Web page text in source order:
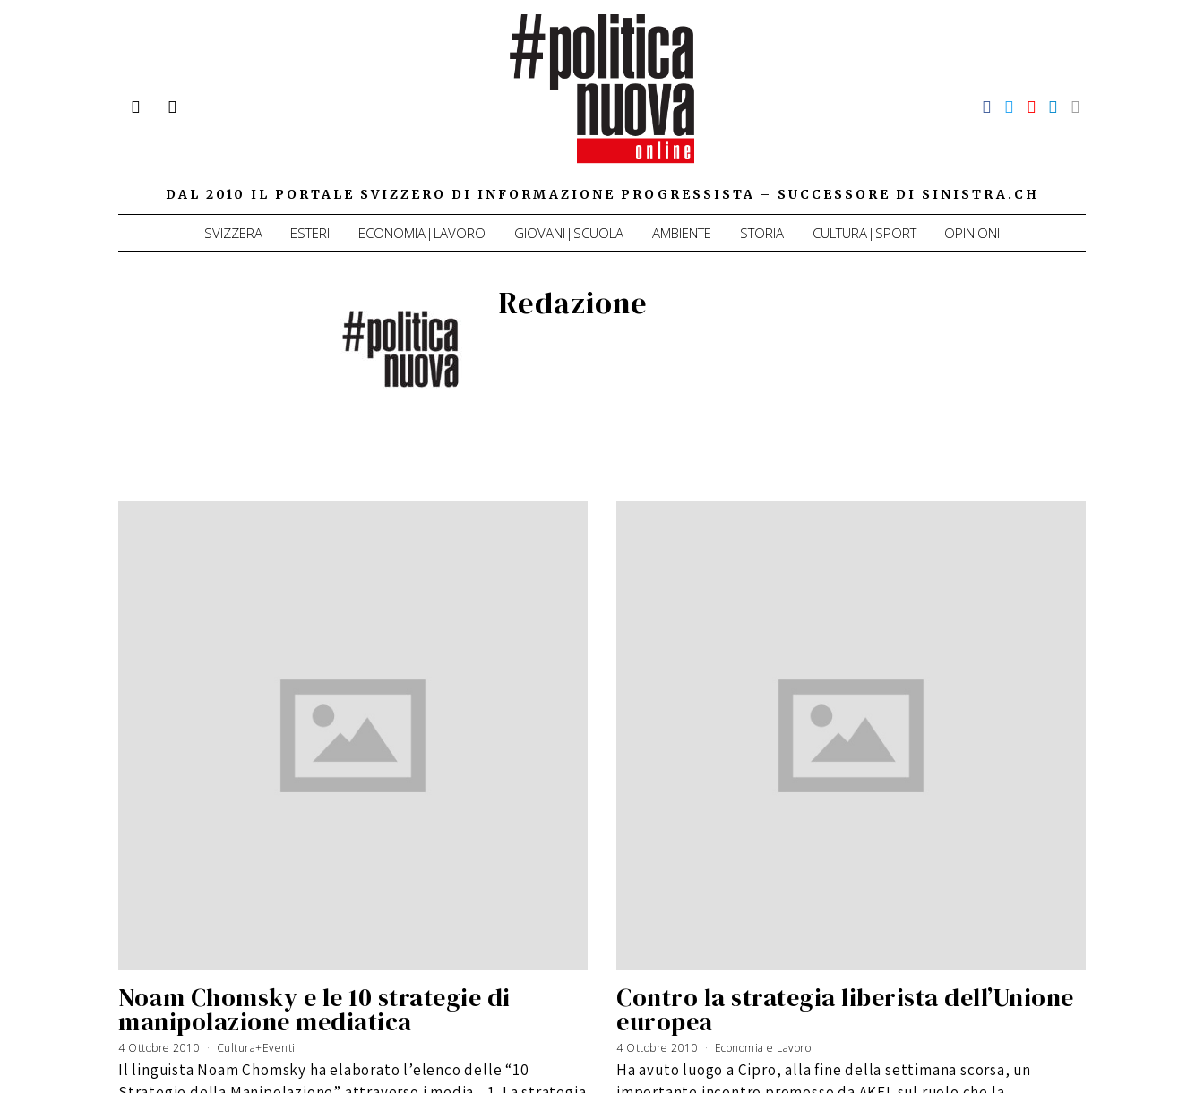
DAL 2010 IL PORTALE SVIZZERO DI INFORMAZIONE PROGRESSISTA – SUCCESSORE DI SINISTRA.CH
SVIZZERA ESTERI ECONOMIA|LAVORO GIOVANI|SCUOLA AMBIENTE STORIA CULTURA|SPORT OPINIONI
Redazione
Noam Chomsky e le 10 strategie di
manipolazione mediatica
4 Ottobre 2010
i
u
g
n
Cultura+Eventi
Il linguista Noam Chomsky ha elaborato l’elenco delle “10
Contro la strategia liberista dell’Unione
europea
4 Ottobre 2010
i
u
g
n
Economia e Lavoro
Ha avuto luogo a Cipro, alla fine della settimana scorsa, un